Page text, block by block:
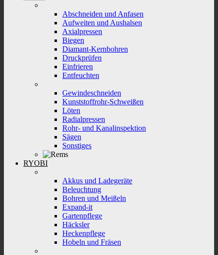
Abschneiden und Anfasen
Aufweiten und Aushalsen
Axialpressen
Biegen
Diamant-Kernbohren
Druckprüfen
Einfrieren
Entfeuchten
Gewindeschneiden
Kunststoffrohr-Schweißen
Löten
Radialpressen
Rohr- und Kanalinspektion
Sägen
Sonstiges
RYOBI
Akkus und Ladegeräte
Beleuchtung
Bohren und Meißeln
Expand-it
Gartenpflege
Häcksler
Heckenpflege
Hobeln und Fräsen